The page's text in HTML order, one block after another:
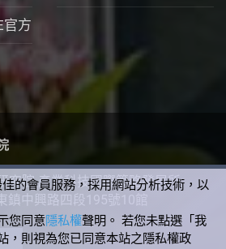
官方
究院 產業科技國際策略發展所
中興路四段195號10館
的會員服務，採用網站分析技術，以
您同意隱私權聲明。 若您未點選「我
，則視為您已同意本站之隱私權政